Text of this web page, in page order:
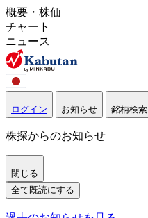
概要・株価
チャート
ニュース
ログイン お知らせ 銘柄検索
株探からのお知らせ
閉じる
全て既読にする